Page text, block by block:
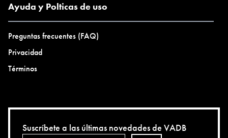
Ayuda y Polticas de uso
Preguntas frecuentes (FAQ)
Privacidad
Términos
Suscríbete a las últimas novedades de VADB